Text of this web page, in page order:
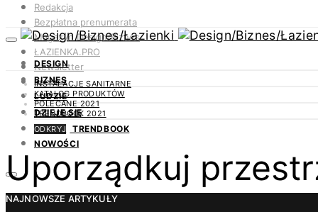
Redakcja
Bezpłatna prenumerata
Magazyn Design/Biznes
ŁAZIENKA.PRO
Newsletter
Kontakt
DESIGN
BIZNES
LUDZIE
DZIEJE SIĘ
ODKRYJ
TRENDBOOK
NOWOŚCI
NAJNOWSZE ARTYKUŁY
INSTALACJE SANITARNE
KATALOG PRODUKTÓW
POLECANE 2021
TRENDBOOK 2021
Uporządkuj